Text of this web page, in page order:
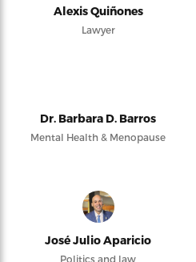
Alexis Quiñones
Lawyer
Dr. Barbara D. Barros
Mental Health & Menopause
José Julio Aparicio
Politics and law